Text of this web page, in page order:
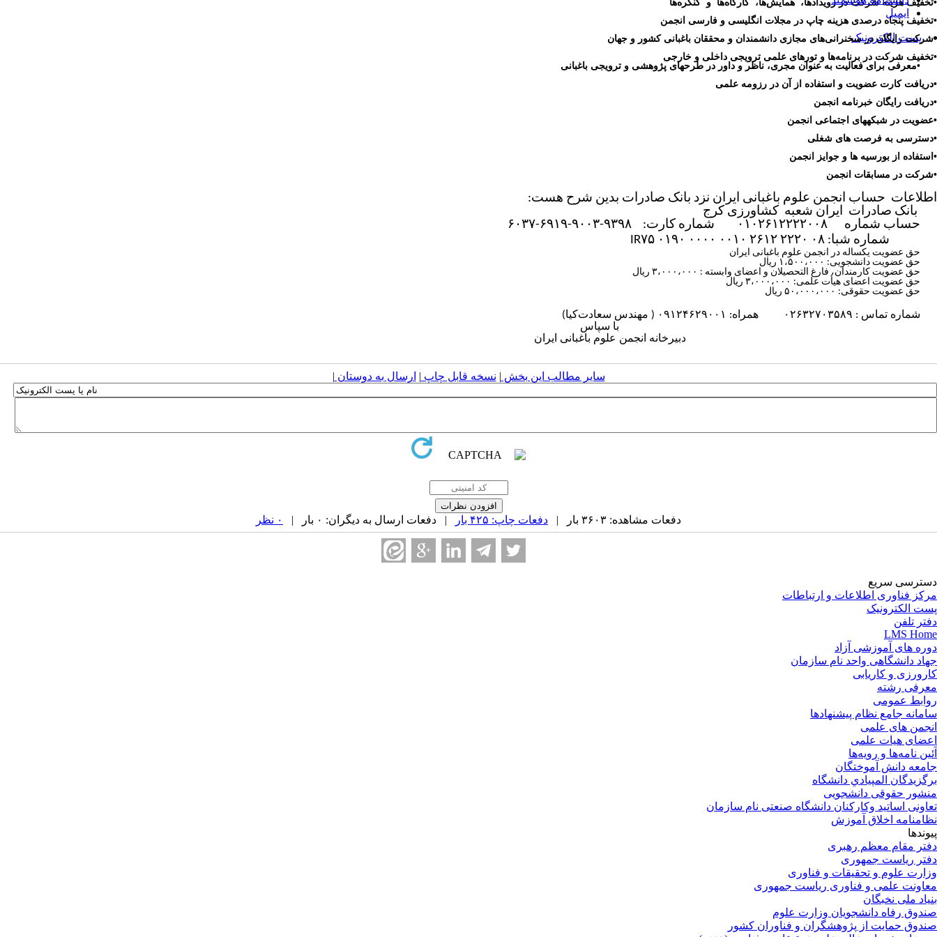
ایمیل
پست الکترونیک
تخفیف هزینه شرکت در رویدادها، همایش‌ها، کارگاه‌ها و کنگره‌ها
•تخفیف پنجاه درصدی هزینه چاپ در مجلات انگلیسی و فارسی انجمن
•شرکت رایگان در سخنرانی‌های مجازی دانشمندان و محققان باغبانی کشور و جهان
•تخفیف شرکت در برنامه‌ها و تورهای علمی ترویجی داخلی و خارجی
•معرفی برای فعالیت به عنوان مجری، ناظر و داور در طرح­های پژوهشی و ترویجی باغبانی
•دریافت کارت عضویت و استفاده از آن در رزومه علمی
•دریافت رایگان خبرنامه انجمن
•عضویت در شبکه­های اجتماعی انجمن
•دسترسی به فرصت های شغلی
• استفاده از بورسیه ها و جوایز انجمن
•شرکت در مسابقات انجمن
اطلاعات حساب انجمن علوم باغبانی ایران نزد بانک صادرات بدین شرح هست:
بانک صادرات ایران شعبه کشاورزی کرج
حساب شماره ۰۱۰۲۶۱۲۲۲۲۰۰۸ شماره کارت:
۶۰۳۷-۶۹۱۹-۹۰۰۳-۹۳۹۸
شماره شبا: IR۷۵ ۰۱۹۰ ۰۰۰۰ ۰۰۱۰ ۲۶۱۲ ۲۲۲۰ ۰۸
حق عضویت یکساله در انجمن علوم باغبانی ایران
حق عضویت دانشجویی: ۱،۵۰۰،۰۰۰ ریال
حق عضویت کارمندان، فارغ التحصیلان و اعضای وابسته : ۳،۰۰۰،۰۰۰ ریال
حق عضویت اعضای هیأت علمی: ۳،۰۰۰،۰۰۰ ریال
حق عضویت حقوقی: ۵۰،۰۰۰،۰۰۰ ریال
شماره تماس : ۰۲۶۳۲۷۰۳۵۸۹ همراه: ۰۹۱۲۴۶۲۹۰۰۱ ( مهندس سعادت‌کیا)
با سپاس
دبیرخانه انجمن علوم باغبانی ایران
سایر مطالب این بخش | نسخه قابل چاپ | ارسال به دوستان |
دفعات مشاهده: ۳۶۰۳ بار | دفعات چاپ: ۴۲۵ بار | دفعات ارسال به دیگران: ۰ بار | ۰ نظر
دسترسی سریع
مرکز فناوری اطلاعات و ارتباطات
پست الکترونیک
دفتر تلفن
LMS Home
دوره های آموزشی آزاد
جهاد دانشگاهی واحد نام سازمان
کارورزی و کاریابی
معرفی رشته
روابط عمومی
سامانه جامع نظام پیشنهادها
انجمن های علمی
اعضای هیات علمی
آئین نامه‌ها و رویه‌ها
جامعه دانش آموختگان
برگزيدگان المپيادي دانشگاه
منشور حقوقی دانشجویی
تعاونی اساتید وکارکنان دانشگاه صنعتی نام سازمان
نظامنامه اخلاق آموزش
پیوندها
دفتر مقام معظم رهبری
دفتر ریاست جمهوری
وزارت علوم و تحقیقات و فناوری
معاونت علمی و فناوری ریاست جمهوری
بنیاد ملی نخبگان
صندوق رفاه دانشجویان وزارت علوم
صندوق حمایت از پژوهشگران و فناوران کشور